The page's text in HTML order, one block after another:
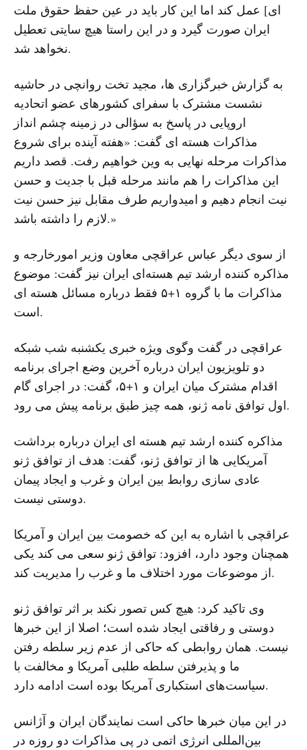
ای] عمل کند اما این کار باید در عین حفظ حقوق ملت
ایران صورت گیرد و در این راستا هیچ سایتی تعطیل
نخواهد شد.
به گزارش خبرگزاری ها، مجید تخت روانچی در حاشیه
نشست مشترک با سفرای کشورهای عضو اتحادیه
اروپایی در پاسخ به سؤالی در زمینه چشم انداز
مذاکرات هسته ای گفت: «هفته آینده برای شروع
مذاکرات مرحله نهایی به وین خواهیم رفت. قصد داریم
این مذاکرات را هم مانند مرحله قبل با جدیت و حسن
نیت انجام دهیم و امیدواریم طرف مقابل نیز حسن نیت
لازم را داشته باشد.»
از سوی دیگر عباس عراقچی معاون وزیر امورخارجه و
مذاکره کننده ارشد تیم هسته‌ای ایران نیز گفت: موضوع
مذاکرات ما با گروه ۱+۵ فقط درباره مسائل هسته ای
است.
عراقچی در گفت وگوی ویژه خبری یکشنبه شب شبکه
دو تلویزیون ایران درباره آخرین وضع اجرای برنامه
اقدام مشترک میان ایران و ۱+۵، گفت: در اجرای گام
اول توافق نامه ژنو، همه چیز طبق برنامه پیش می رود.
مذاکره کننده ارشد تیم هسته ای ایران درباره برداشت
آمریکایی ها از توافق ژنو، گفت: هدف از توافق ژنو
عادی سازی روابط بین ایران و غرب و ایجاد پیمان
دوستی نیست.
عراقچی با اشاره به این که خصومت بین ایران و آمریکا
همچنان وجود دارد، افزود: توافق ژنو سعی می کند یکی
از موضوعات مورد اختلاف ما و غرب را مدیریت کند.
وی تاکید کرد: هیچ کس تصور نکند بر اثر توافق ژنو
دوستی و رفاقتی ایجاد شده است؛ اصلا از این خبرها
نیست. همان روابطی که حاکی از عدم زیر سلطه رفتن
ما و پذیرفتن سلطه طلبی آمریکا و مخالفت با
سیاست‌های استکباری آمریکا بوده است ادامه دارد.
در این میان خبرها حاکی است نمایندگان ایران و آژانس
بین‌المللی انرژی اتمی در پی مذاکرات دو روزه در